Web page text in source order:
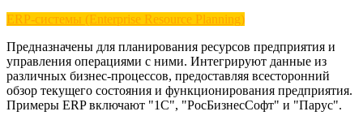
ERP-системы (Enterprise Resource Planning)
Предназначены для планирования ресурсов предприятия и
управления операциями с ними. Интегрируют данные из
различных бизнес-процессов, предоставляя всесторонний
обзор текущего состояния и функционирования предприятия.
Примеры ERP включают "1С", "РосБизнесСофт" и "Парус".